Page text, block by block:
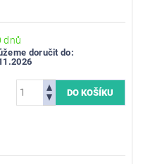
dnů
doručit do: